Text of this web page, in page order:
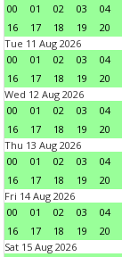
00
01 02 03 04
16
17 18 19 20
Tue 11 Aug 2026
00
01 02 03 04
16
17 18 19 20
Wed 12 Aug 2026
00
01 02 03 04
16
17 18 19 20
Thu 13 Aug 2026
00
01 02 03 04
16
17 18 19 20
Fri 14 Aug 2026
00
01 02 03 04
16
17 18 19 20
Sat 15 Aug 2026